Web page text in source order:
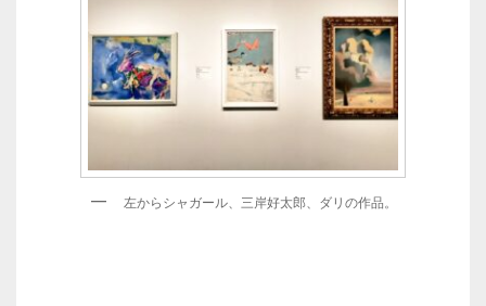
左からシャガール、三岸好太郎、ダリの作品。